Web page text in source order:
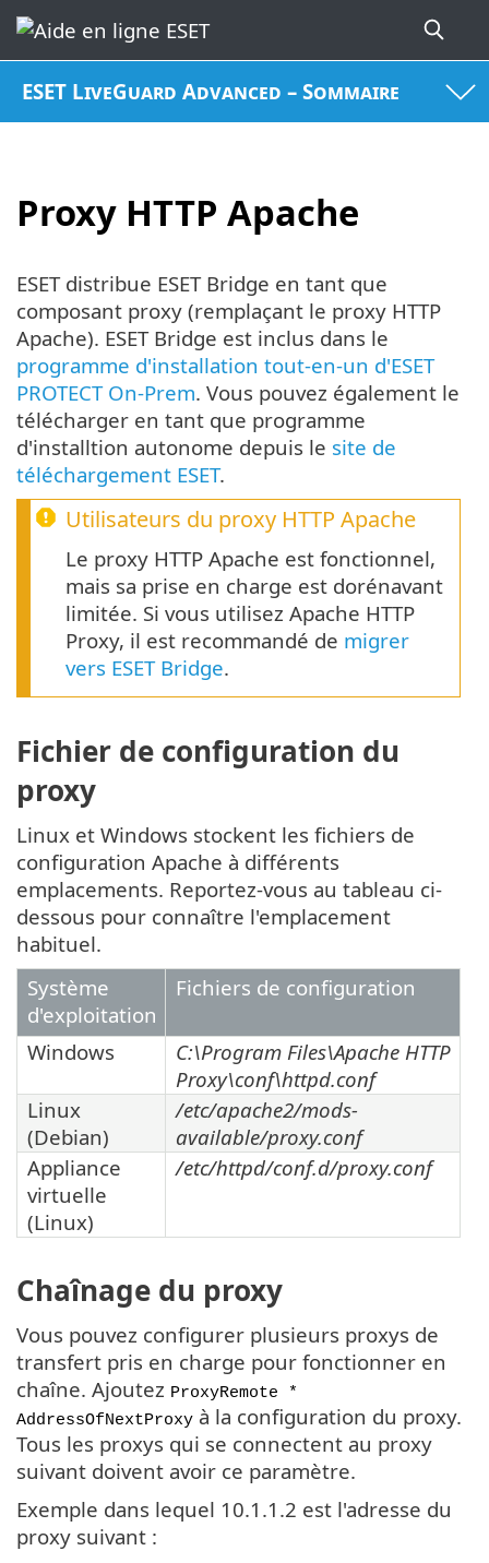
ESET LiveGuard Advanced – Sommaire
Proxy HTTP Apache
ESET distribue ESET Bridge en tant que
composant proxy (remplaçant le proxy HTTP
Apache). ESET Bridge est inclus dans le
programme d'installation tout-en-un d'ESET
PROTECT On-Prem. Vous pouvez également le
télécharger en tant que programme
d'installtion autonome depuis le site de
téléchargement ESET.
Utilisateurs du proxy HTTP Apache
Le proxy HTTP Apache est fonctionnel,
mais sa prise en charge est dorénavant
limitée. Si vous utilisez Apache HTTP
Proxy, il est recommandé de migrer
vers ESET Bridge.
Fichier de configuration du
proxy
Linux et Windows stockent les fichiers de
configuration Apache à différents
emplacements. Reportez-vous au tableau ci-
dessous pour connaître l'emplacement
habituel.
Système
d'exploitation
Fichiers de configuration
Windows
C:\Program Files\Apache HTTP
Proxy\conf\httpd.conf
Linux
(Debian)
/etc/apache2/mods-
available/proxy.conf
Appliance
virtuelle
(Linux)
/etc/httpd/conf.d/proxy.conf
Chaînage du proxy
Vous pouvez configurer plusieurs proxys de
transfert pris en charge pour fonctionner en
chaîne. Ajoutez ProxyRemote *
AddressOfNextProxy à la configuration du proxy.
Tous les proxys qui se connectent au proxy
suivant doivent avoir ce paramètre.
Exemple dans lequel 10.1.1.2 est l'adresse du
proxy suivant :